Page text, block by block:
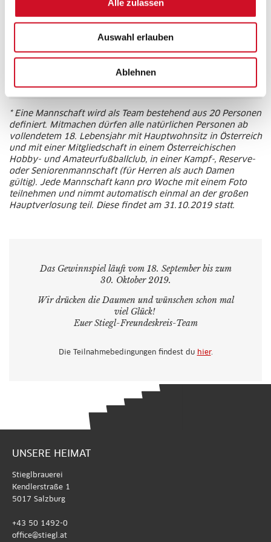
Alle zulassen
Auswahl erlauben
Ablehnen
4. Preis: Eine komplette Fanausstattung für euer
5. Preis: Eine Stiegl-Trinkflasche für jedes
* Eine Mannschaft wird als Team bestehend aus 20 Personen
definiert. Mitmachen dürfen alle natürlichen Personen ab
vollendetem 18. Lebensjahr mit Hauptwohnsitz in Österreich
und mit einer Mitgliedschaft in einem Österreichischen
Hobby- und Amateurfußballclub, in einer Kampf-, Reserve-
oder Seniorenmannschaft (für Herren als auch Damen
gültig). Jede Mannschaft kann pro Woche mit einem Foto
teilnehmen und nimmt automatisch einmal an der großen
Hauptverlosung teil. Diese findet am 31.10.2019 statt.
Das Gewinnspiel läuft vom 18. September bis zum
30. Oktober 2019.
Wir drücken die Daumen und wünschen schon mal
viel Glück!
Euer Stiegl-Freundeskreis-Team
Die Teilnahmebedingungen findest du hier.
UNSERE HEIMAT
Stieglbrauerei
Kendlerstraße 1
5017 Salzburg
+43 50 1492-0
office@stiegl.at